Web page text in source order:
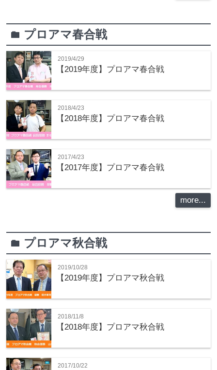
folder プロアマ春合戦
2019/4/29
【2019年度】プロアマ春合戦
2018/4/23
【2018年度】プロアマ春合戦
2017/4/23
【2017年度】プロアマ春合戦
more...
folder プロアマ秋合戦
2019/10/28
【2019年度】プロアマ秋合戦
2018/11/8
【2018年度】プロアマ秋合戦
2017/10/22